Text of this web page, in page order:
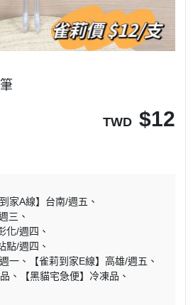
TWD $12
到家A線】台南/週五
三
化/週四
點/週四
一
【雀莉到家E線】高雄/週五
【黑貓宅急便】冷凍品